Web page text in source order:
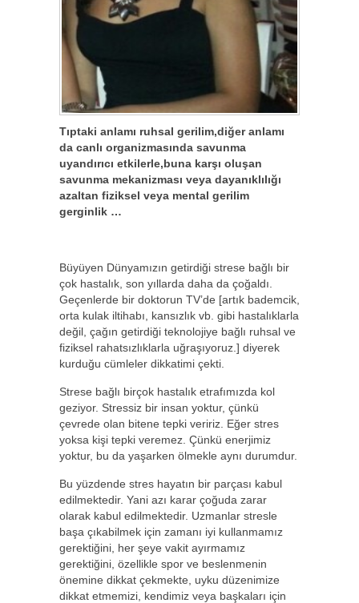
Tıptaki anlamı ruhsal gerilim,diğer anlamı
da canlı organizmasında savunma
uyandırıcı etkilerle,buna karşı oluşan
savunma mekanizması veya dayanıklılığı
azaltan fiziksel veya mental gerilim
gerginlik …
Büyüyen Dünyamızın getirdiği strese bağlı bir
çok hastalık, son yıllarda daha da çoğaldı.
Geçenlerde bir doktorun TV’de [artık bademcik,
orta kulak iltihabı, kansızlık vb. gibi hastalıklarla
değil, çağın getirdiği teknolojiye bağlı ruhsal ve
fiziksel rahatsızlıklarla uğraşıyoruz.] diyerek
kurduğu cümleler dikkatimi çekti.
Strese bağlı birçok hastalık etrafımızda kol
geziyor. Stressiz bir insan yoktur, çünkü
çevrede olan bitene tepki veririz. Eğer stres
yoksa kişi tepki veremez. Çünkü enerjimiz
yoktur, bu da yaşarken ölmekle aynı durumdur.
Bu yüzdende stres hayatın bir parçası kabul
edilmektedir. Yani azı karar çoğuda zarar
olarak kabul edilmektedir. Uzmanlar stresle
başa çıkabilmek için zamanı iyi kullanmamız
gerektiğini, her şeye vakit ayırmamız
gerektiğini, özellikle spor ve beslenmenin
önemine dikkat çekmekte, uyku düzenimize
dikkat etmemizi, kendimiz veya başkaları için